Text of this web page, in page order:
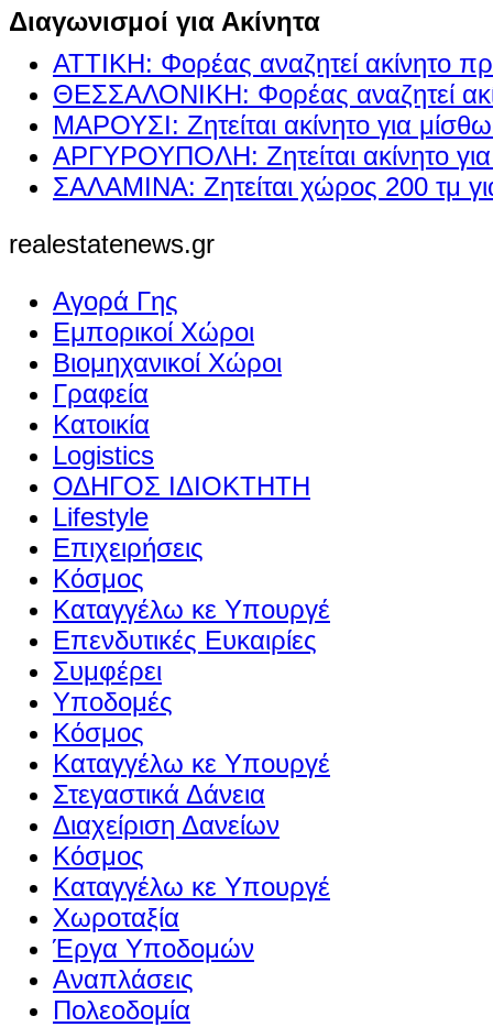
Διαγωνισμοί για Ακίνητα
ΑΤΤΙΚΗ: Φορέας αναζητεί ακίνητο
ΘΕΣΣΑΛΟΝΙΚΗ: Φορέας αναζητεί
ΜΑΡΟΥΣΙ: Ζητείται ακίνητο για
ΑΡΓΥΡΟΥΠΟΛΗ: Ζητείται ακίνητο
ΣΑΛΑΜΙΝΑ: Ζητείται χώρος 200 τμ
realestatenews.gr
Αγορά Γης
Εμπορικοί Χώροι
Βιομηχανικοί Χώροι
Γραφεία
Κατοικία
Logistics
ΟΔΗΓΟΣ ΙΔΙΟΚΤΗΤΗ
Lifestyle
Επιχειρήσεις
Κόσμος
Καταγγέλω κε Υπουργέ
Επενδυτικές Ευκαιρίες
Συμφέρει
Υποδομές
Κόσμος
Καταγγέλω κε Υπουργέ
Στεγαστικά Δάνεια
Διαχείριση Δανείων
Κόσμος
Καταγγέλω κε Υπουργέ
Χωροταξία
Έργα Υποδομών
Αναπλάσεις
Πολεοδομία